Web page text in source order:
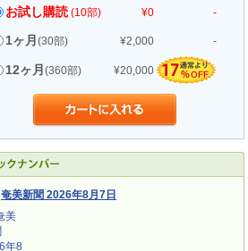
お試し購読 (10部) ¥0 -
1ヶ月 (30部) ¥2,000 -
12ヶ月 (360部) ¥20,000
奄美新聞 2026年8月7日